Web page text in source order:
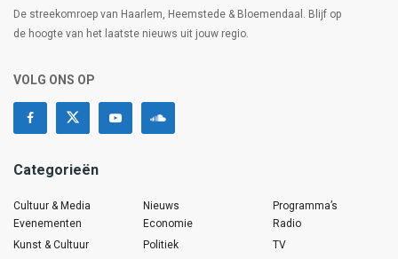
De streekomroep van Haarlem, Heemstede & Bloemendaal. Blijf op
de hoogte van het laatste nieuws uit jouw regio.
VOLG ONS OP
Categorieën
Cultuur & Media
Evenementen
Kunst & Cultuur
Nieuws
Economie
Politiek
Programma’s
Radio
TV